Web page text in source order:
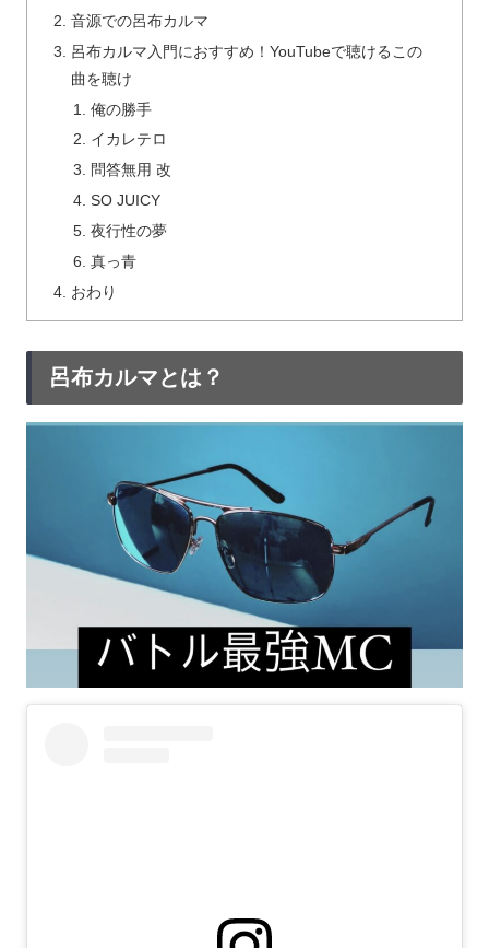
音源での呂布カルマ
呂布カルマ入門におすすめ！YouTubeで聴けるこの
曲を聴け
俺の勝手
イカレテロ
問答無用 改
SO JUICY
夜行性の夢
真っ青
おわり
呂布カルマとは？